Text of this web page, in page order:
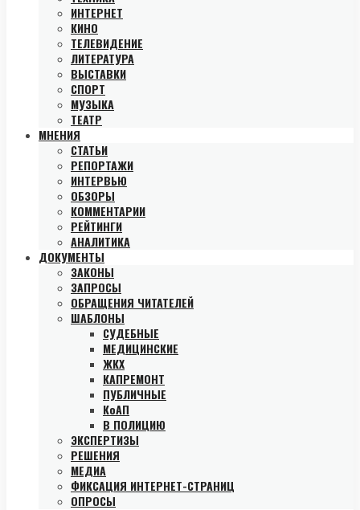
ИНТЕРНЕТ
КИНО
ТЕЛЕВИДЕНИЕ
ЛИТЕРАТУРА
ВЫСТАВКИ
СПОРТ
МУЗЫКА
ТЕАТР
МНЕНИЯ
СТАТЬИ
РЕПОРТАЖИ
ИНТЕРВЬЮ
ОБЗОРЫ
КОММЕНТАРИИ
РЕЙТИНГИ
АНАЛИТИКА
ДОКУМЕНТЫ
ЗАКОНЫ
ЗАПРОСЫ
ОБРАЩЕНИЯ ЧИТАТЕЛЕЙ
ШАБЛОНЫ
СУДЕБНЫЕ
МЕДИЦИНСКИЕ
ЖКХ
КАПРЕМОНТ
ПУБЛИЧНЫЕ
КоАП
В ПОЛИЦИЮ
ЭКСПЕРТИЗЫ
РЕШЕНИЯ
МЕДИА
ФИКСАЦИЯ ИНТЕРНЕТ-СТРАНИЦ
ОПРОСЫ